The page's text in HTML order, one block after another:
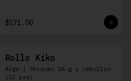
$171.00
Rollo Kiko
Alga | Shiromi 16 g y cebollin
(12 pza)